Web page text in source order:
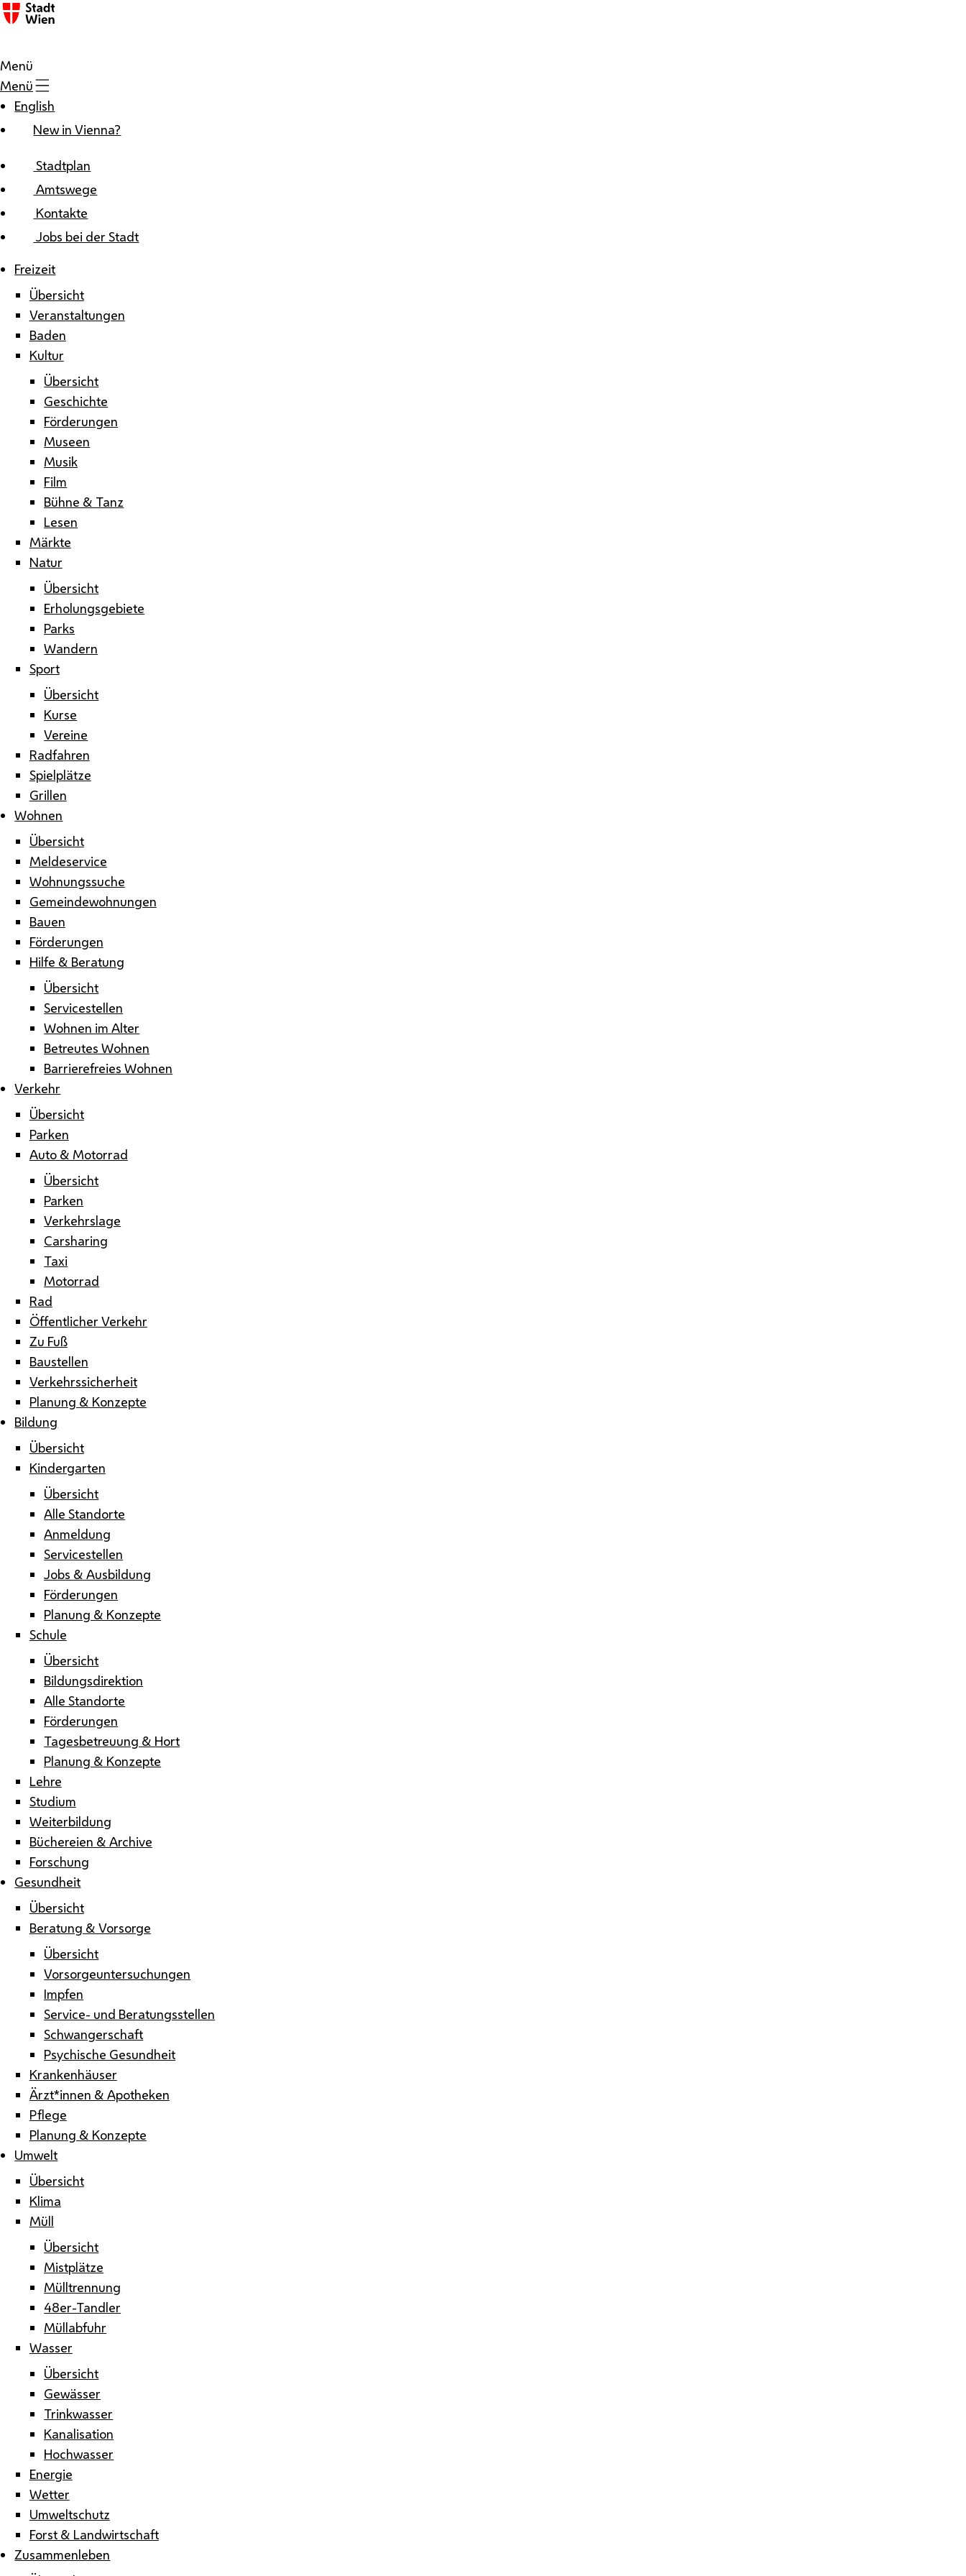
Zum Inhalt
Menü
Menü
English
New in Vienna?
Stadtplan
Amtswege
Kontakte
Jobs bei der Stadt
Freizeit
Übersicht
Veranstaltungen
Baden
Kultur
Übersicht
Geschichte
Förderungen
Museen
Musik
Film
Bühne & Tanz
Lesen
Märkte
Natur
Übersicht
Erholungsgebiete
Parks
Wandern
Sport
Übersicht
Kurse
Vereine
Radfahren
Spielplätze
Grillen
Wohnen
Übersicht
Meldeservice
Wohnungssuche
Gemeindewohnungen
Bauen
Förderungen
Hilfe & Beratung
Übersicht
Servicestellen
Wohnen im Alter
Betreutes Wohnen
Barrierefreies Wohnen
Verkehr
Übersicht
Parken
Auto & Motorrad
Übersicht
Parken
Verkehrslage
Carsharing
Taxi
Motorrad
Rad
Öffentlicher Verkehr
Zu Fuß
Baustellen
Verkehrssicherheit
Planung & Konzepte
Bildung
Übersicht
Kindergarten
Übersicht
Alle Standorte
Anmeldung
Servicestellen
Jobs & Ausbildung
Förderungen
Planung & Konzepte
Schule
Übersicht
Bildungsdirektion
Alle Standorte
Förderungen
Tagesbetreuung & Hort
Planung & Konzepte
Lehre
Studium
Weiterbildung
Büchereien & Archive
Forschung
Gesundheit
Übersicht
Beratung & Vorsorge
Übersicht
Vorsorgeuntersuchungen
Impfen
Service- und Beratungsstellen
Schwangerschaft
Psychische Gesundheit
Krankenhäuser
Ärzt*innen & Apotheken
Pflege
Planung & Konzepte
Umwelt
Übersicht
Klima
Müll
Übersicht
Mistplätze
Mülltrennung
48er-Tandler
Müllabfuhr
Wasser
Übersicht
Gewässer
Trinkwasser
Kanalisation
Hochwasser
Energie
Wetter
Umweltschutz
Forst & Landwirtschaft
Zusammenleben